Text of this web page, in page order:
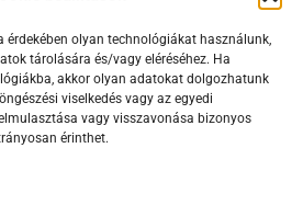
érdekében olyan technológiákat használunk,
tárolására és/vagy eléréséhez. Ha
akkor olyan adatokat dolgozhatunk
viselkedés vagy az egyedi
vagy visszavonása bizonyos
érinthet.